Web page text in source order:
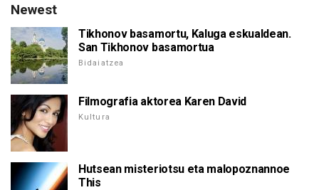
Newest
Tikhonov basamortu, Kaluga eskualdean.
San Tikhonov basamortua
Bidaiatzea
Filmografia aktorea Karen David
Kultura
Hutsean misteriotsu eta malopoznannoe
This